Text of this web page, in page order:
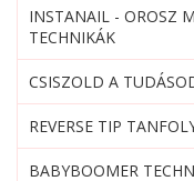
INSTANAIL - OROSZ
TECHNIKÁK
CSISZOLD A
REVERSE TIP
BABYBOOMER